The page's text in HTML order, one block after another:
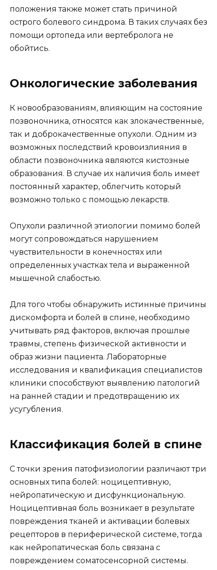
положения также может стать причиной
острого болевого синдрома. В таких случаях без
помощи ортопеда или вертебролога не
обойтись.
Онкологические заболевания
К новообразованиям, влияющим на состояние
позвоночника, относятся как злокачественные,
так и доброкачественные опухоли. Одним из
возможных последствий кровоизлияния в
области позвоночника являются кистозные
образования. В случае их наличия боль имеет
постоянный характер, облегчить который
возможно только с помощью лекарств.
Опухоли различной этиологии помимо болей
могут сопровождаться нарушением
чувствительности в конечностях или
определенных участках тела и выраженной
мышечной слабостью.
Для того чтобы обнаружить истинные причины
дискомфорта и болей в спине, необходимо
учитывать ряд факторов, включая прошлые
травмы, степень физической активности и
образ жизни пациента. Лабораторные
исследования и квалификация специалистов
клиники способствуют выявлению патологий
на ранней стадии и предотвращению их
усугубления.
Классификация болей в спине
С точки зрения патофизиологии различают три
основных типа болей: ноцицептивную,
нейропатическую и дисфункциональную.
Ноцицептивная боль возникает в результате
повреждения тканей и активации болевых
рецепторов в периферической системе, тогда
как нейропатическая боль связана с
повреждением соматосенсорной системы.